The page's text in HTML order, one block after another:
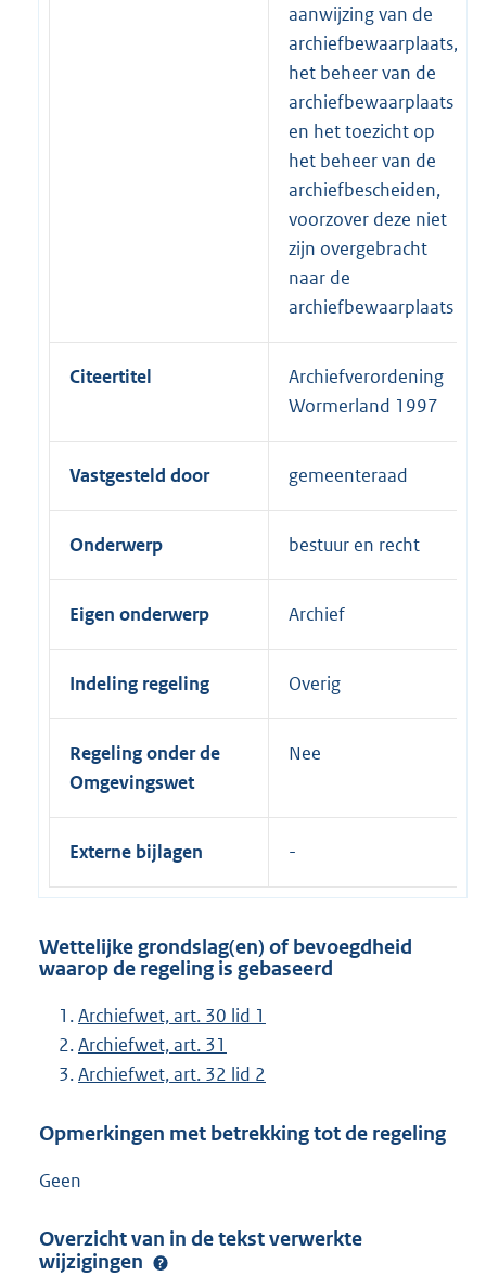
aanwijzing van de
archiefbewaarplaats,
het beheer van de
archiefbewaarplaats
en het toezicht op
het beheer van de
archiefbescheiden,
voorzover deze niet
zijn overgebracht
naar de
archiefbewaarplaats
Citeertitel
Archiefverordening
Wormerland 1997
Vastgesteld door gemeenteraad
Onderwerp bestuur en recht
Eigen onderwerp Archief
Indeling regeling Overig
Regeling onder de
Omgevingswet
Nee
Externe bijlagen
Wettelijke grondslag(en) of bevoegdheid
waarop de regeling is gebaseerd
Archiefwet, art. 30 lid 1
Archiefwet, art. 31
Archiefwet, art. 32 lid 2
Opmerkingen met betrekking tot de regeling
Geen
Overzicht van in de tekst verwerkte
wijzigingen